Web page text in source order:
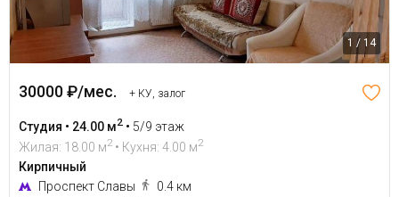
1 / 14
30000 ₽/мес. + КУ, залог
Студия • 24.00 м2 • 5/9 этаж
Жилая: 18.00 м2 • Кухня: 4.00 м2
Кирпичный
Проспект Славы
0.4 км